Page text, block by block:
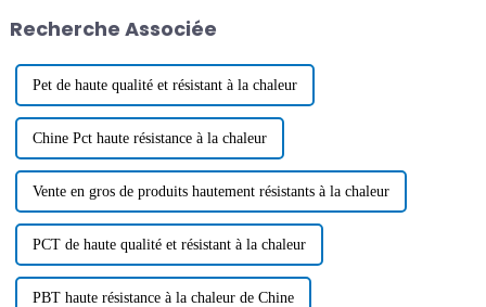
Recherche Associée
Pet de haute qualité et résistant à la chaleur
Chine Pct haute résistance à la chaleur
Vente en gros de produits hautement résistants à la chaleur
PCT de haute qualité et résistant à la chaleur
PBT haute résistance à la chaleur de Chine